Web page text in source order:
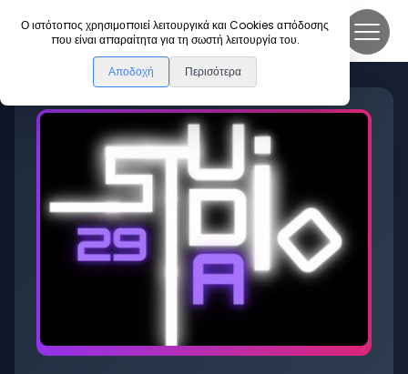
Ο ιστότοπος χρησιμοποιεί λειτουργικά και Cookies απόδοσης
που είναι απαραίτητα για τη σωστή λειτουργία του.
Αποδοχή Περισότερα
DanceLink